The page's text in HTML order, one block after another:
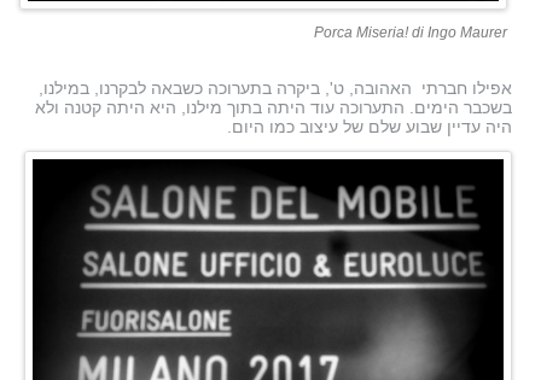
Porca Miseria! di Ingo Maurer
אפילו חברתי האהובה, ט', ביקרה בתערוכה כשבאה לבקרנו, במילנו,
בשכבר הימים. התערוכה עוד היתה בתוך מילנו, היא היתה קטנה ולא
היה עדיין שבוע שלם של עיצוב כמו היום.